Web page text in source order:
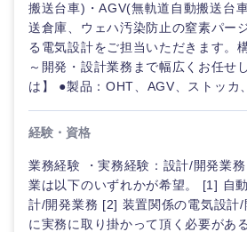
搬送台車)・AGV(無軌道自動搬送台
送倉庫、ウェハ汚染防止の窒素パー
る電気設計をご担当いただきます。
～開発・設計業務まで幅広くお任せ
は】 ●製品：OHT、AGV、ストッカ
経験・資格
業務経験 ・実務経験：設計/開発業
業は以下のいずれかが希望。 [1] 自
計/開発業務 [2] 装置関係の電気設計
に実務に取り掛かって頂く必要があ